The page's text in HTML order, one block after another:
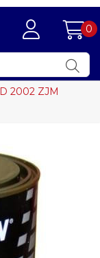
0
2002 ZJM